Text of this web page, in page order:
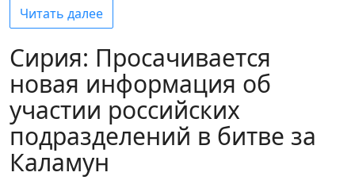
Читать далее
Сирия: Просачивается
новая информация об
участии российских
подразделений в битве за
Каламун